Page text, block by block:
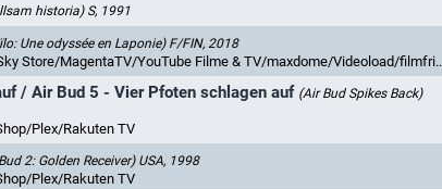
historia) S, 1991
Une odyssée en Laponie) F/FIN, 2018
MagentaTV/YouTube Filme & TV/maxdome/Videoload/filmfriend/Rakuten TV
/ Air Bud 5 - Vier Pfoten schlagen auf (Air Bud Spikes Back)
Plex/Rakuten TV
2: Golden Receiver) USA, 1998
Plex/Rakuten TV